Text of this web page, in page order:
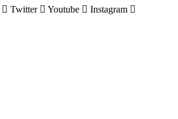
Twitter Youtube
Instagram